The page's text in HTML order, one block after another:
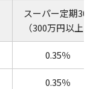
スーパー定期300
（300万円以上）
0.35％
0.35％